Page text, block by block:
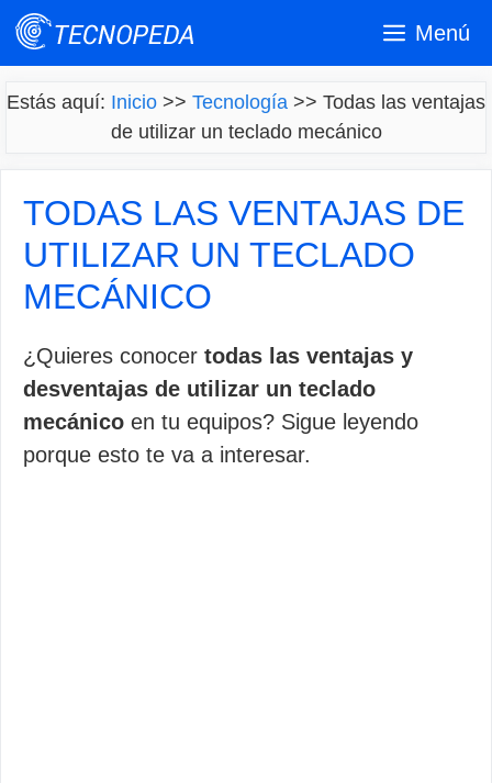
Saltar
Menú
Estás aquí: Inicio >> Tecnología >> Todas las ventajas
de utilizar un teclado mecánico
TODAS LAS VENTAJAS DE
UTILIZAR UN TECLADO
MECÁNICO
¿Quieres conocer todas las ventajas y
desventajas de utilizar un teclado
mecánico en tu equipos? Sigue leyendo
porque esto te va a interesar.